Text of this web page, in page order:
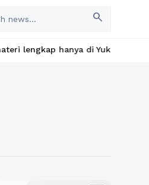
search
hanya di YukBelajar.com.